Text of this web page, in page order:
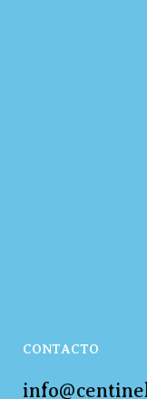
CONTACTO